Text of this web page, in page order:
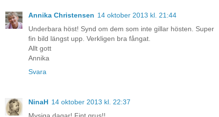
Annika Christensen 14 oktober 2013 kl. 21:44
Underbara höst! Synd om dem som inte gillar hösten. Super
fin bild längst upp. Verkligen bra fångat.
Allt gott
Annika
Svara
NinaH 14 oktober 2013 kl. 22:37
Mysiga dagar! Fint grus!!